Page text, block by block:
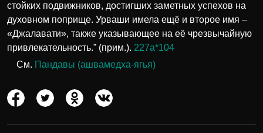
стойких подвижников, достигших заметных успехов на
духовном поприще. Урваши имела ещё и второе имя –
«Джалавати», также указывающее на её чрезвычайную
привлекательность.” (прим.). 227а*104
См. Пандавы (ашвамедха-ягья)